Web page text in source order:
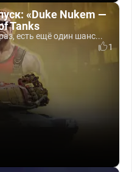
«Duke Nukem —
Tanks
есть ещё один шанс...
1